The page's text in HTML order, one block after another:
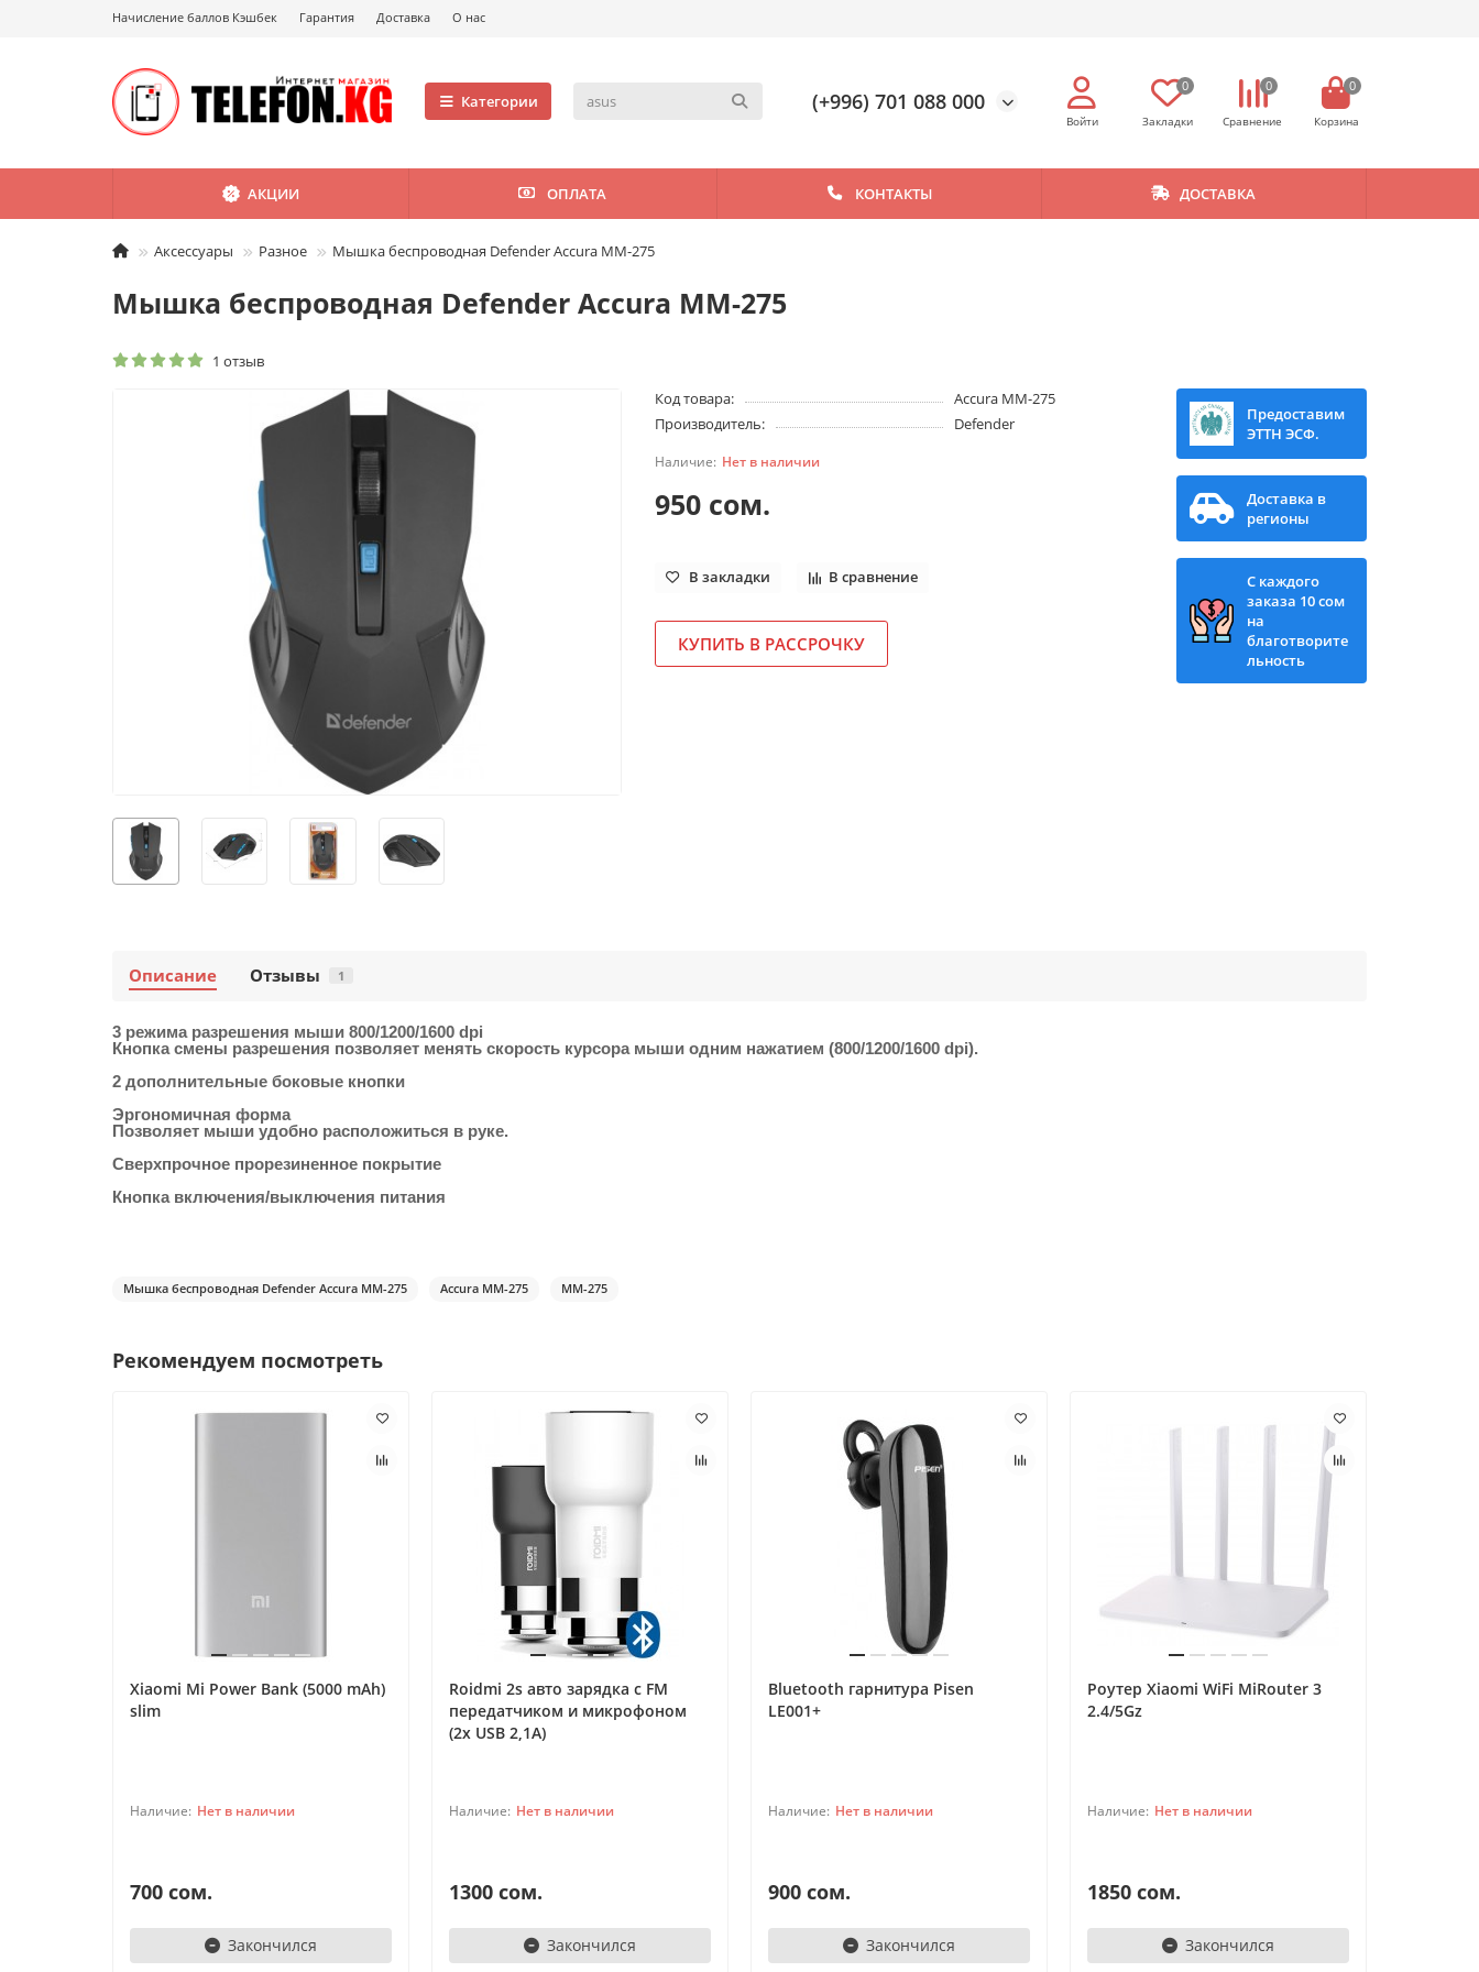
Начисление баллов Кэшбек Гарантия Доставка О нас
Категории (+996) 701 088 000
0 0 0
АКЦИИ ОПЛАТА КОНТАКТЫ ДОСТАВКА
Аксессуары Разное Мышка беспроводная Defender Accura MM-275
Мышка беспроводная Defender Accura MM-275
1 отзыв
Код товара:
Accura MM-275
Производитель:
Defender
Нет в наличии
950 сом.
В закладки В сравнение
КУПИТЬ В РАССРОЧКУ
Предоставим
ЭТТН ЭСФ.
Доставка в
регионы
С каждого
заказа 10 сом
на
благотворите
льность
Описание Отзывы 1
3 режима разрешения мыши 800/1200/1600 dpi
Кнопка смены разрешения позволяет менять скорость курсора мыши одним нажатием (800/1200/1600 dpi).
2 дополнительные боковые кнопки
Эргономичная форма
Позволяет мыши удобно расположиться в руке.
Сверхпрочное прорезиненное покрытие
Кнопка включения/выключения питания
Мышка беспроводная Defender Accura MM-275 Accura MM-275 MM-275
Рекомендуем посмотреть
Xiaomi Mi Power Bank (5000 mAh)
slim
Нет в наличии
700 сом.
Закончился
Roidmi 2s авто зарядка с FM
передатчиком и микрофоном
(2х USB 2,1A)
Нет в наличии
1300 сом.
Закончился
Bluetooth гарнитура Pisen
LE001+
Нет в наличии
900 сом.
Закончился
Роутер Xiaomi WiFi MiRouter 3
2.4/5Gz
Нет в наличии
1850 сом.
Закончился
Здравствуйте! 👋
Чем можем помочь?